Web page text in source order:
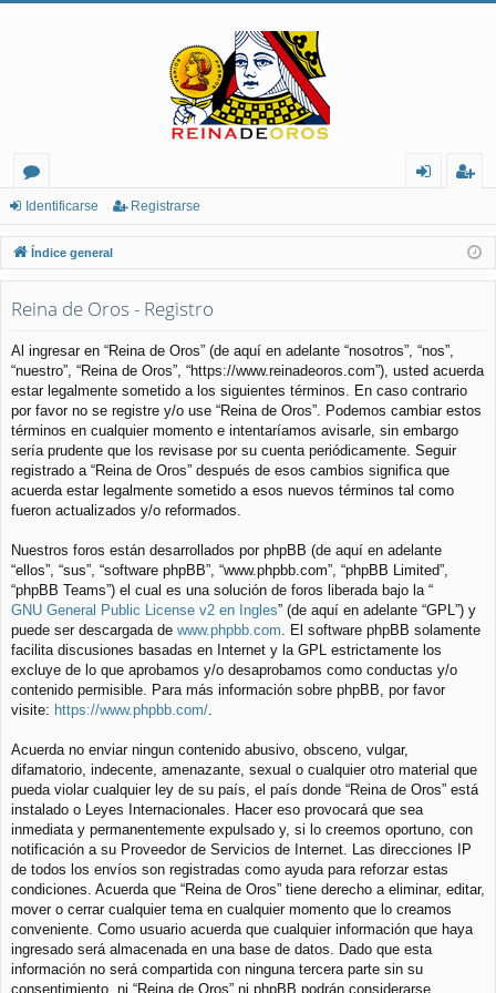
or
os
nt
ifi
rs
e
ist
ra
Identificarse Registrarse
Índice general
Reina de Oros - Registro
Al ingresar en “Reina de Oros” (de aquí en adelante “nosotros”, “nos”,
“nuestro”, “Reina de Oros”, “https://www.reinadeoros.com”), usted acuerda
estar legalmente sometido a los siguientes términos. En caso contrario
por favor no se registre y/o use “Reina de Oros”. Podemos cambiar estos
términos en cualquier momento e intentaríamos avisarle, sin embargo
sería prudente que los revisase por su cuenta periódicamente. Seguir
registrado a “Reina de Oros” después de esos cambios significa que
acuerda estar legalmente sometido a esos nuevos términos tal como
fueron actualizados y/o reformados.
Nuestros foros están desarrollados por phpBB (de aquí en adelante
“ellos”, “sus”, “software phpBB”, “www.phpbb.com”, “phpBB Limited”,
“phpBB Teams”) el cual es una solución de foros liberada bajo la “
GNU General Public License v2 en Ingles” (de aquí en adelante “GPL”) y
puede ser descargada de www.phpbb.com . El software phpBB solamente
facilita discusiones basadas en Internet y la GPL estrictamente los
excluye de lo que aprobamos y/o desaprobamos como conductas y/o
contenido permisible. Para más información sobre phpBB, por favor
visite: https://www.phpbb.com/
Acuerda no enviar ningun contenido abusivo, obsceno, vulgar,
difamatorio, indecente, amenazante, sexual o cualquier otro material que
pueda violar cualquier ley de su país, el país donde “Reina de Oros” está
instalado o Leyes Internacionales. Hacer eso provocará que sea
inmediata y permanentemente expulsado y, si lo creemos oportuno, con
notificación a su Proveedor de Servicios de Internet. Las direcciones IP
de todos los envíos son registradas como ayuda para reforzar estas
condiciones. Acuerda que “Reina de Oros” tiene derecho a eliminar, editar,
mover o cerrar cualquier tema en cualquier momento que lo creamos
conveniente. Como usuario acuerda que cualquier información que haya
ingresado será almacenada en una base de datos. Dado que esta
información no será compartida con ninguna tercera parte sin su
consentimiento, ni “Reina de Oros” ni phpBB podrán considerarse